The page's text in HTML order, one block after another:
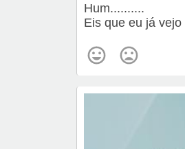
Hum..........
Eis que eu já